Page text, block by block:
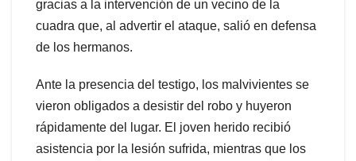
gracias a la intervención de un vecino de la
cuadra que, al advertir el ataque, salió en defensa
de los hermanos.
Ante la presencia del testigo, los malvivientes se
vieron obligados a desistir del robo y huyeron
rápidamente del lugar. El joven herido recibió
asistencia por la lesión sufrida, mientras que los